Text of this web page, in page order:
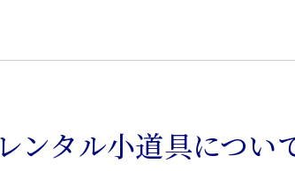
レンタル小道具につい